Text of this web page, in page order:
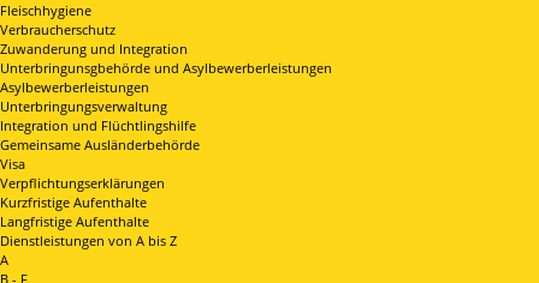
Fleischhygiene
Verbraucherschutz
Zuwanderung und Integration
Unterbringunsgbehörde und Asylbewerberleistungen
Asylbewerberleistungen
Unterbringungsverwaltung
Integration und Flüchtlingshilfe
Gemeinsame Ausländerbehörde
Visa
Verpflichtungserklärungen
Kurzfristige Aufenthalte
Langfristige Aufenthalte
Dienstleistungen von A bis Z
A
B - F